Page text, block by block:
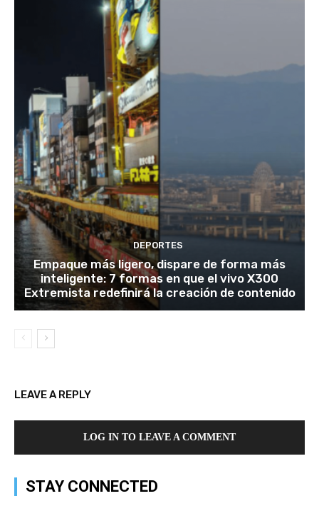
DEPORTES
Empaque más ligero, dispare de forma más
inteligente: 7 formas en que el vivo X300
Extremista redefinirá la creación de contenido
LEAVE A REPLY
LOG IN TO LEAVE A COMMENT
STAY CONNECTED